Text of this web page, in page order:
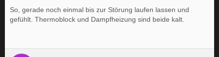
So, gerade noch einmal bis zur Störung laufen lassen und
gefühlt. Thermoblock und Dampfheizung sind beide kalt.